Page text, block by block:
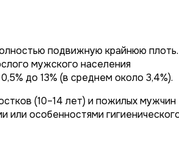
подвижную крайнюю
мужского населения
до 13% (в среднем около 3,4%).
(10–14 лет) и пожилых мужчин
или особенностями